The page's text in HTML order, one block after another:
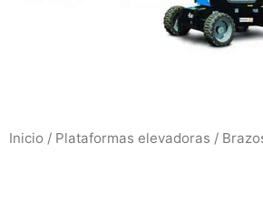
Inicio / Plataformas elevadoras /